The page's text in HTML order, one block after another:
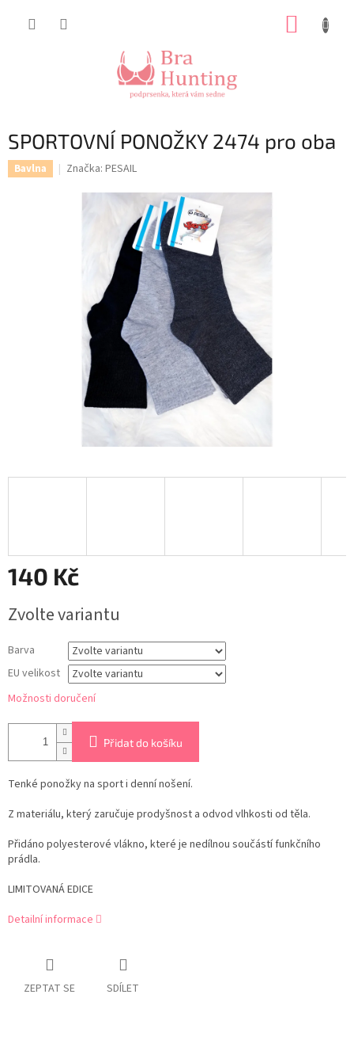
SPORTOVNÍ PONOŽKY 2474 pro oba
Bavlna Značka: PESAIL
140 Kč
cena:
Zvolte variantu
Barva
EU velikost
Možnosti doručení
Přidat do košíku
Tenké ponožky na sport i denní nošení.
Z materiálu, který zaručuje prodyšnost a odvod vlhkosti od těla.
Přidáno polyesterové vlákno, které je nedílnou součástí funkčního
prádla.
LIMITOVANÁ EDICE
Detailní informace
ZEPTAT SE SDÍLET